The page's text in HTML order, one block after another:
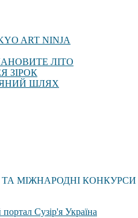
ART NINJA
ЛІТО
ЗІРОК
ШЛЯХ
МІЖНАРОДНІ КОНКУРСИ
Сузір'я Україна